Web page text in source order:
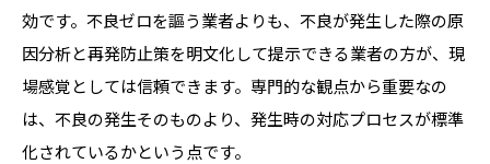
効です。不良ゼロを謳う業者よりも、不良が発生した際の原
因分析と再発防止策を明文化して提示できる業者の方が、現
場感覚としては信頼できます。専門的な観点から重要なの
は、不良の発生そのものより、発生時の対応プロセスが標準
化されているかという点です。